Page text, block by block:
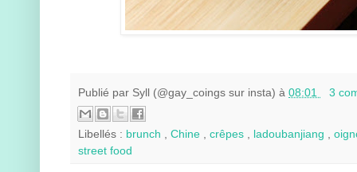
Publié par Syll (@gay_coings sur insta) à 08:01 3
Libellés : brunch Chine crêpes ladoubanjiang
street food